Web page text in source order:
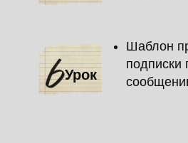
Урок
Шаблон
подписки